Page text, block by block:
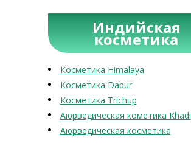
Индийская
косметика
Косметика Himalaya
Косметика Dabur
Косметика Trichup
Аюрведическая кометика Khadi
Аюрведическая косметика